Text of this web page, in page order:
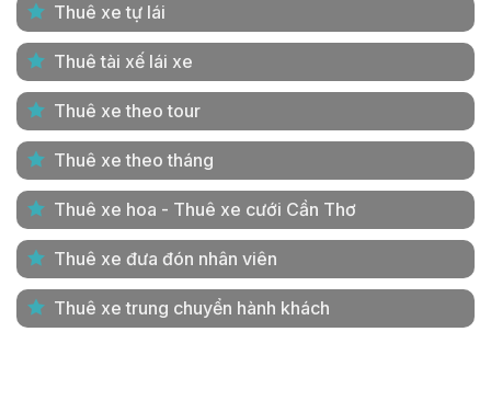
Thuê xe tự lái
Thuê tài xế lái xe
Thuê xe theo tour
Thuê xe theo tháng
Thuê xe hoa - Thuê xe cưới Cần Thơ
Thuê xe đưa đón nhân viên
Thuê xe trung chuyển hành khách